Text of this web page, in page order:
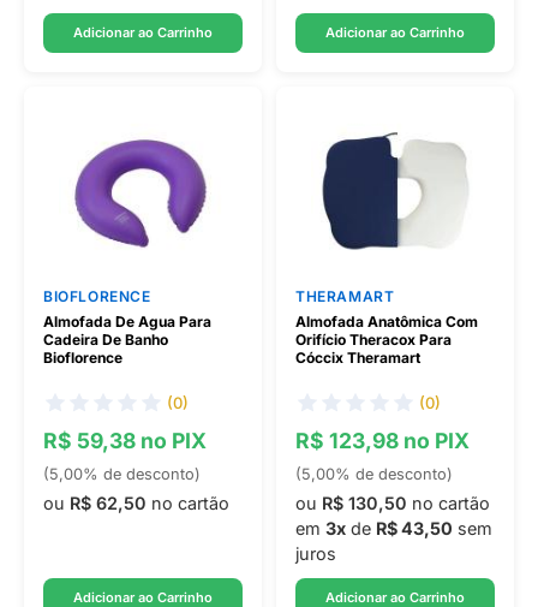
Adicionar ao Carrinho Adicionar ao Carrinho
BIOFLORENCE
Almofada De Agua Para
Cadeira De Banho
Bioflorence
(0)
R$ 59,38 no PIX
(5,00% de desconto)
ou R$ 62,50 no cartão
Adicionar ao Carrinho
THERAMART
Almofada Anatômica Com
Orifício Theracox Para
Cóccix Theramart
(0)
R$ 123,98 no PIX
(5,00% de desconto)
ou R$ 130,50 no cartão
em 3x de R$ 43,50 sem
juros
Adicionar ao Carrinho